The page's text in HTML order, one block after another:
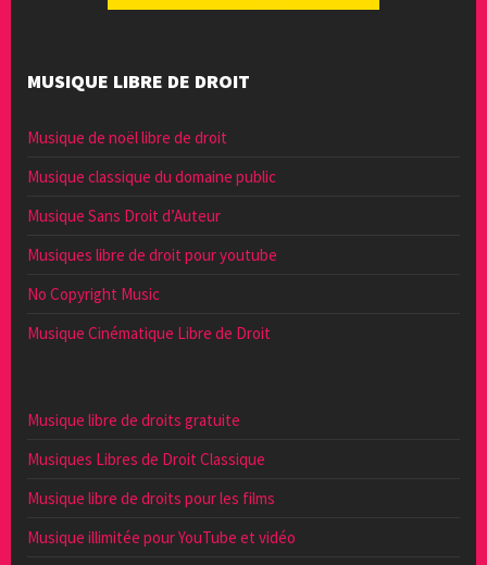
MUSIQUE LIBRE DE DROIT
Musique de noël libre de droit
Musique classique du domaine public
Musique Sans Droit d’Auteur
Musiques libre de droit pour youtube
No Copyright Music
Musique Cinématique Libre de Droit
Musique libre de droits gratuite
Musiques Libres de Droit Classique
Musique libre de droits pour les films
Musique illimitée pour YouTube et vidéo